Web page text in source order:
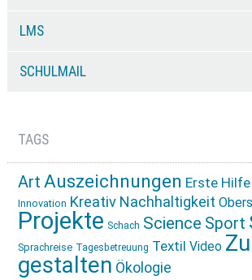
LMS
SCHULMAIL
TAGS
Art Auszeichnungen Erste Hilfe
Innovation Kreativ Nachhaltigkeit
Projekte Schach Science Sport
Sprachreise Tagesbetreuung Textil Video
gestalten Ökologie